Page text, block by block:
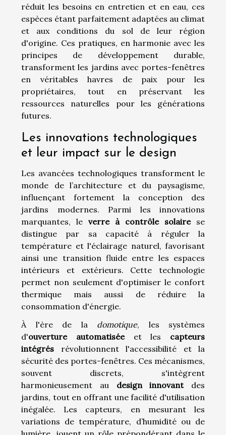
réduit les besoins en entretien et en eau, ces
espèces étant parfaitement adaptées au climat
et aux conditions du sol de leur région
d'origine. Ces pratiques, en harmonie avec les
principes de développement durable,
transforment les jardins avec portes-fenêtres
en véritables havres de paix pour les
propriétaires, tout en préservant les
ressources naturelles pour les générations
futures.
Les innovations technologiques
et leur impact sur le design
Les avancées technologiques transforment le
monde de l’architecture et du paysagisme,
influençant fortement la conception des
jardins modernes. Parmi les innovations
marquantes, le verre à contrôle solairese
distingue par sa capacité à réguler la
température et l'éclairage naturel, favorisant
ainsi une transition fluide entre les espaces
intérieurs et extérieurs. Cette technologie
permet non seulement d'optimiser le confort
thermique mais aussi de réduire la
consommation d'énergie.
À l'ère de la domotique, les systèmes
d'ouverture automatiséeet les capteurs
intégrés révolutionnent l'accessibilité et la
sécurité des portes-fenêtres. Ces mécanismes,
souvent discrets, s'intègrent
harmonieusement au design innovantdes
jardins, tout en offrant une facilité d'utilisation
inégalée. Les capteurs, en mesurant les
variations de température, d’humidité ou de